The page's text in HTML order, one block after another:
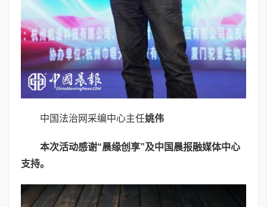
中国法治网采编中心主任姚伟
本次活动感谢“晨缘创享”及中国晨报融媒体中心
支持。